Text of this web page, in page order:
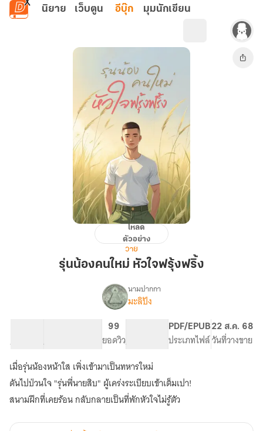
ข้ามไปยังเนื้อหาหลัก
นิยาย เว็บตูน อีบุ๊ก มุมนักเขียน
คน
ริ้ง
โหลด
ตัวอย่าง
วาย
รุ่นน้องคนใหม่ หัวใจฟรุ้งฟริ้ง
เรื่อง
หัว
ใจ
ฟ
รุ้ง
ฟ
นามปากกา
มะลิปัง
จำนวนคำ จำนวนหน้า (A5)
99
ยอดวิวระดับเนื้อหา
PDF/EPUB
ประเภทไฟล์
22 ส.ค. 68
วันที่วางขาย
เมื่อรุ่นน้องหน้าใส เพิ่งเข้ามาเป็นทหารใหม่
ดันไปป่วนใจ "รุ่นพี่นายสิบ" ผู้เคร่งระเบียบเข้าเต็มเปา!
สนามฝึกที่เคยร้อน กลับกลายเป็นที่พักหัวใจไม่รู้ตัว